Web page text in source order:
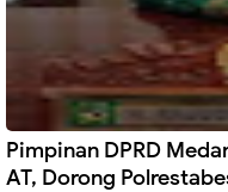
Pimpinan DPRD
AT, Dorong